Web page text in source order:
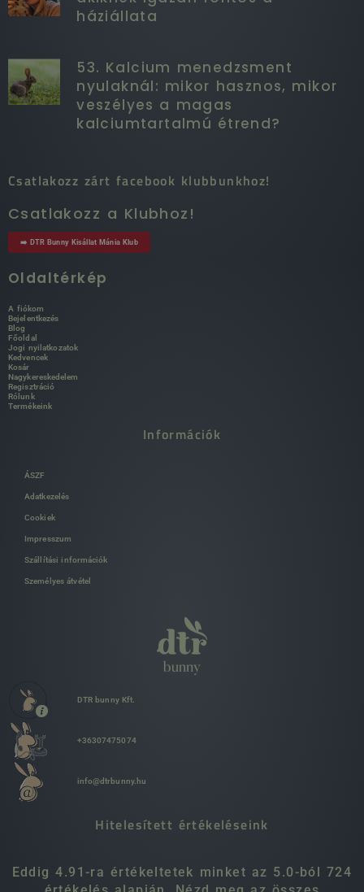
háziállata
53. Kalcium menedzsment
nyulaknál: mikor hasznos, mikor
veszélyes a magas
kalciumtartalmú étrend?
Csatlakozz zárt facebook klubbunkhoz!
Csatlakozz a Klubhoz!
➡️ DTR Bunny Kisállat Mánia Klub
Oldaltérkép
A fiókom
Bejelentkezés
Blog
Főoldal
Jogi nyilatkozatok
Kedvencek
Kosár
Nagykereskedelem
Regisztráció
Rólunk
Termékeink
Információk
ÁSZF
Adatkezelés
Cookiek
Impresszum
Szállítási információk
Személyes átvétel
DTR bunny Kft.
+36307475074
info@dtrbunny.hu
Hitelesített értékeléseink
Eddig 4.91-ra értékeltetek minket az 5.0-ból 724